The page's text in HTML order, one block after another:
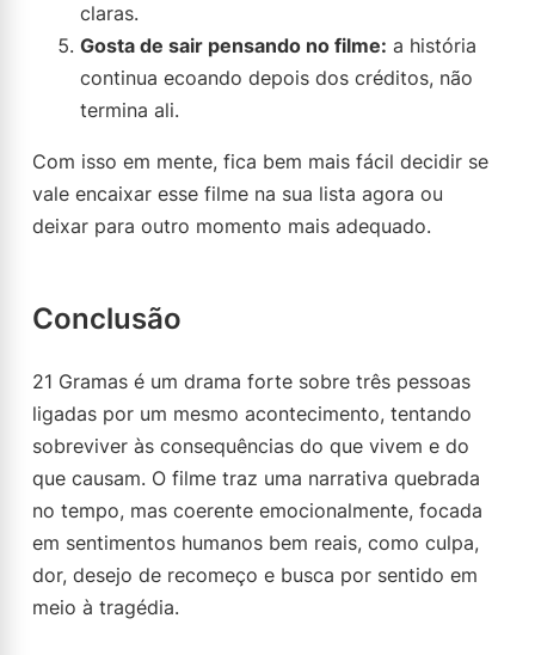
claras.
Gosta de sair pensando no filme: a história
continua ecoando depois dos créditos, não
termina ali.
Com isso em mente, fica bem mais fácil decidir se
vale encaixar esse filme na sua lista agora ou
deixar para outro momento mais adequado.
Conclusão
21 Gramas é um drama forte sobre três pessoas
ligadas por um mesmo acontecimento, tentando
sobreviver às consequências do que vivem e do
que causam. O filme traz uma narrativa quebrada
no tempo, mas coerente emocionalmente, focada
em sentimentos humanos bem reais, como culpa,
dor, desejo de recomeço e busca por sentido em
meio à tragédia.